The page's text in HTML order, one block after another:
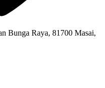
Bunga Raya, 81700 Masai,